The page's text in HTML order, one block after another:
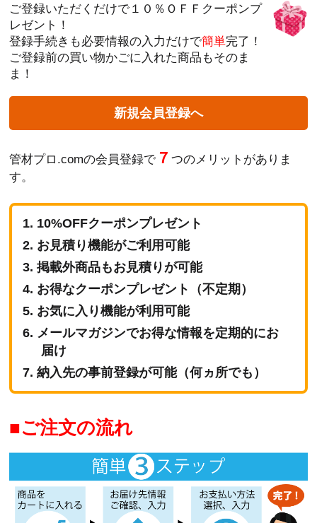
ご登録いただくだけで１０％ＯＦＦクーポンプ
レゼント！
登録手続きも必要情報の入力だけで簡単完了！
ご登録前の買い物かごに入れた商品もそのま
ま！
新規会員登録へ
管材プロ.comの会員登録で ７つのメリットがありま
す。
10%OFFクーポンプレゼント
お見積り機能がご利用可能
掲載外商品もお見積りが可能
お得なクーポンプレゼント（不定期）
お気に入り機能が利用可能
メールマガジンでお得な情報を定期的にお
届け
納入先の事前登録が可能（何ヵ所でも）
ご注文の流れ